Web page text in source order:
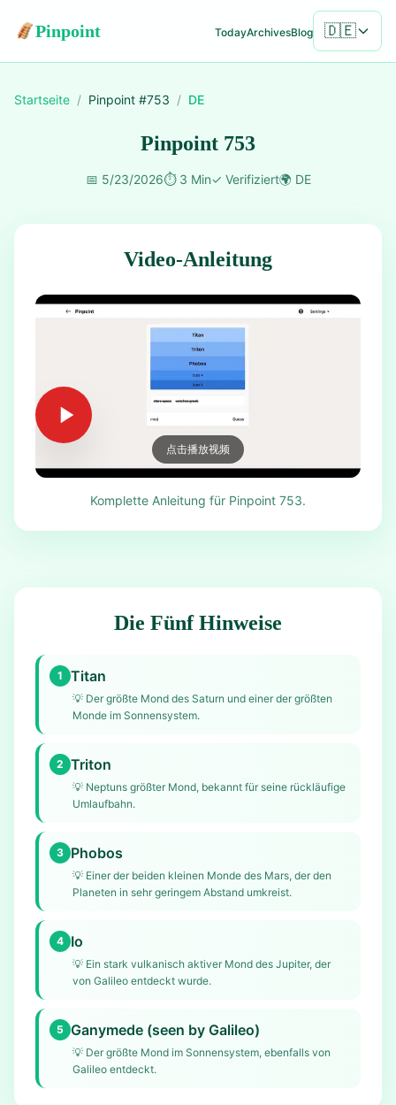
Pinpoint TodayArchivesBlog 🇩🇪
Startseite / Pinpoint #753 / DE
Pinpoint 753
📅 5/23/2026⏱️ 3 Min✓ Verifiziert🌍 DE
Video-Anleitung
点击播放视频
Komplette Anleitung für Pinpoint 753.
Die Fünf Hinweise
1 Titan
💡 Der größte Mond des Saturn und einer der größten
Monde im Sonnensystem.
2 Triton
💡 Neptuns größter Mond, bekannt für seine rückläufige
Umlaufbahn.
3 Phobos
💡 Einer der beiden kleinen Monde des Mars, der den
Planeten in sehr geringem Abstand umkreist.
4 Io
💡 Ein stark vulkanisch aktiver Mond des Jupiter, der
von Galileo entdeckt wurde.
5 Ganymede (seen by Galileo)
💡 Der größte Mond im Sonnensystem, ebenfalls von
Galileo entdeckt.